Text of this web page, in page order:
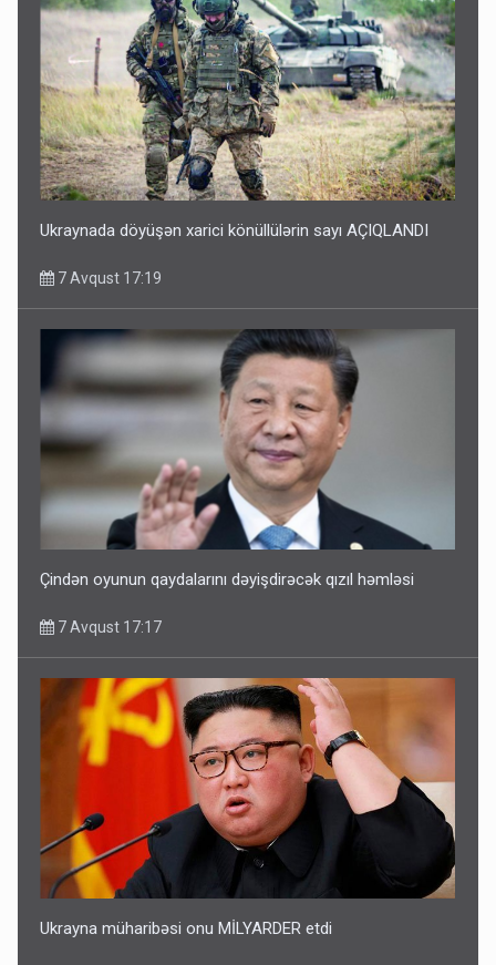
Ukraynada döyüşən xarici könüllülərin sayı AÇIQLANDI
7 Avqust 17:19
Çindən oyunun qaydalarını dəyişdirəcək qızıl həmləsi
7 Avqust 17:17
Ukrayna müharibəsi onu MİLYARDER etdi